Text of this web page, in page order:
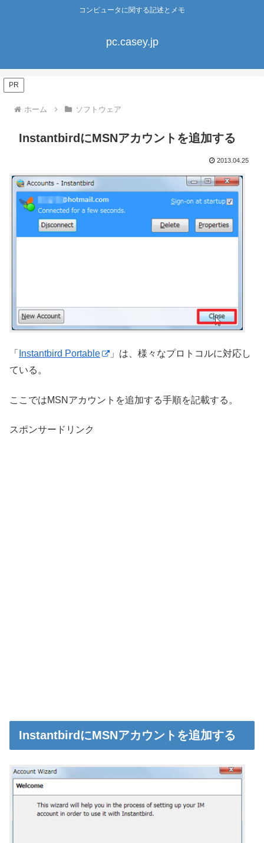
コンピュータに関する記述とメモ
pc.casey.jp
PR
ホーム ソフトウェア
InstantbirdにMSNアカウントを追加する
2013.04.25
「 Instantbird Portable
」は、様々なプロトコルに対応し
ている。
ここではMSNアカウントを追加する手順を記載する。
スポンサードリンク
InstantbirdにMSNアカウントを追加する